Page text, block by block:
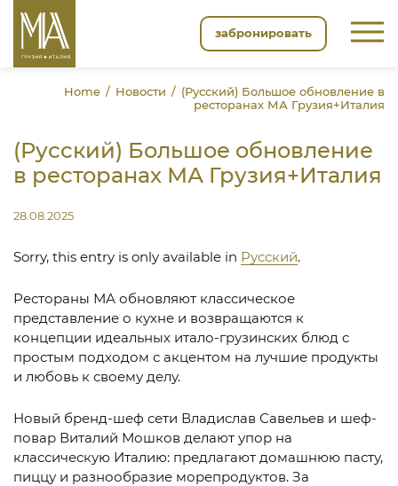
забронировать
Home Новости
(Русский) Большое обновление в
ресторанах МА Грузия+Италия
(Русский) Большое обновление
в ресторанах МА Грузия+Италия
28.08.2025
Sorry, this entry is only available in Русский.
Рестораны МА обновляют классическое
представление о кухне и возвращаются к
концепции идеальных итало-грузинских блюд c
простым подходом с акцентом на лучшие продукты
и любовь к своему делу.
Новый бренд-шеф сети Владислав Савельев и шеф-
повар Виталий Мошков делают упор на
классическую Италию: предлагают домашнюю пасту,
пиццу и разнообразие морепродуктов. За